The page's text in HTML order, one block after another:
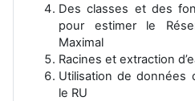
Des classes et des
pour estimer le
Maximal
Racines et extraction
Utilisation de données
le RU